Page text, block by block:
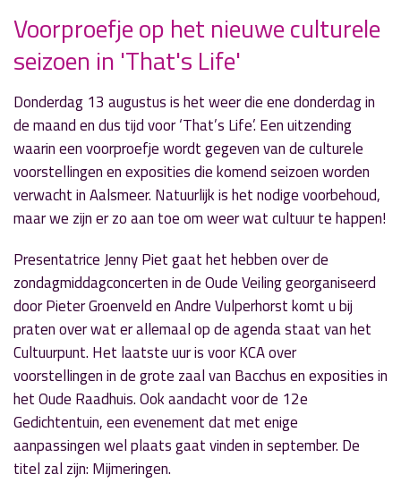
« Vorig nieuwsbericht
'Door de Mangel' interviewt aannemer Chris
Millenaar
3 augustus 2020
» Volgend nieuwsbericht
Een zwoele zaterdagochtend met 'Sem op
Zaterdag'
10 augustus 2020
Voorproefje op het nieuwe culturele
seizoen in 'That's Life'
Donderdag 13 augustus is het weer die ene donderdag in
de maand en dus tijd voor ‘That’s Life’. Een uitzending
waarin een voorproefje wordt gegeven van de culturele
voorstellingen en exposities die komend seizoen worden
verwacht in Aalsmeer. Natuurlijk is het nodige voorbehoud,
maar we zijn er zo aan toe om weer wat cultuur te happen!
Presentatrice Jenny Piet gaat het hebben over de
zondagmiddagconcerten in de Oude Veiling georganiseerd
door Pieter Groenveld en Andre Vulperhorst komt u bij
praten over wat er allemaal op de agenda staat van het
Cultuurpunt. Het laatste uur is voor KCA over
voorstellingen in de grote zaal van Bacchus en exposities in
het Oude Raadhuis. Ook aandacht voor de 12e
Gedichtentuin, een evenement dat met enige
aanpassingen wel plaats gaat vinden in september. De
titel zal zijn: Mijmeringen.